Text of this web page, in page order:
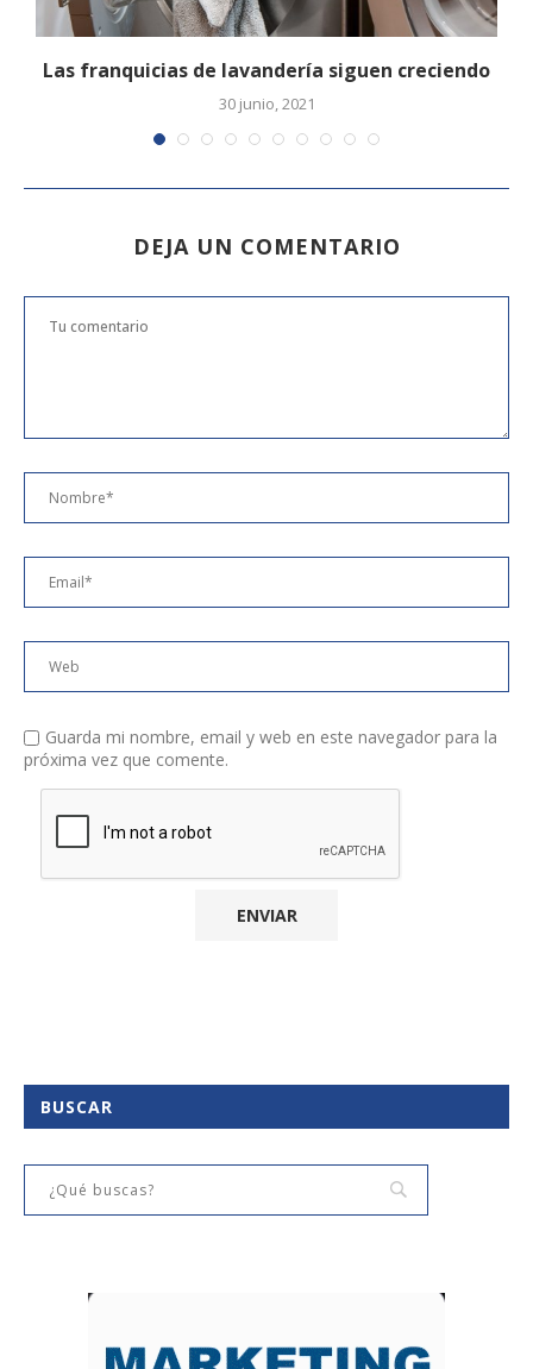
Las franquicias de lavandería siguen creciendo
30 junio, 2021
DEJA UN COMENTARIO
Guarda mi nombre, email y web en este navegador para la
próxima vez que comente.
BUSCAR